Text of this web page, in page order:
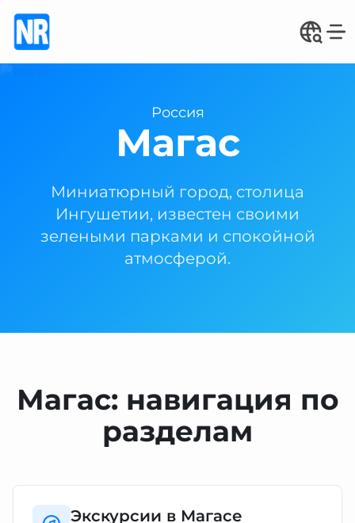
Россия
Магас
Миниатюрный город, столица
Ингушетии, известен своими
зелеными парками и спокойной
атмосферой.
Магас: навигация по
разделам
Экскурсии в Магасе